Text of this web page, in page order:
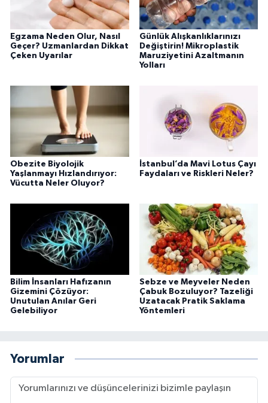
Egzama Neden Olur, Nasıl
Geçer? Uzmanlardan Dikkat
Çeken Uyarılar
Günlük Alışkanlıklarınızı
Değiştirin! Mikroplastik
Maruziyetini Azaltmanın
Yolları
Obezite Biyolojik
Yaşlanmayı Hızlandırıyor:
Vücutta Neler Oluyor?
İstanbul’da Mavi Lotus Çayı
Faydaları ve Riskleri Neler?
Bilim İnsanları Hafızanın
Gizemini Çözüyor:
Unutulan Anılar Geri
Gelebiliyor
Sebze ve Meyveler Neden
Çabuk Bozuluyor? Tazeliği
Uzatacak Pratik Saklama
Yöntemleri
Yorumlar